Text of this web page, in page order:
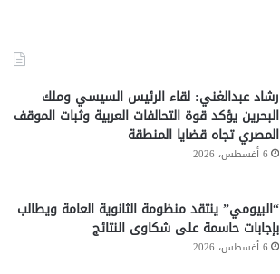
رشاد عبدالغني: لقاء الرئيس السيسي وملك
البحرين يؤكد قوة التحالفات العربية وثبات الموقف
المصري تجاه قضايا المنطقة
6 أغسطس، 2026
“البيومي” ينتقد منظومة الثانوية العامة ويطالب
بإجابات حاسمة على شكاوى النتائج
6 أغسطس، 2026